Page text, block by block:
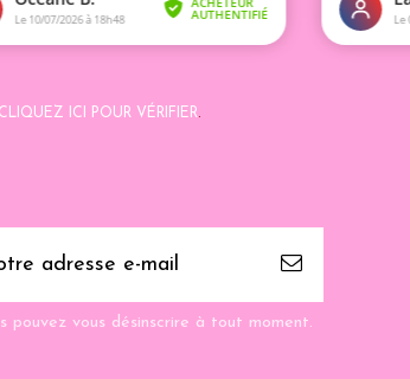
CLIQUEZ ICI POUR VÉRIFIER.
pouvez vous désinscrire à tout moment.